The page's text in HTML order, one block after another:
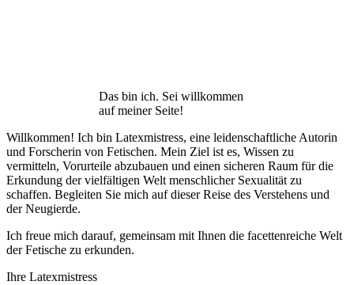
Das bin ich. Sei willkommen
auf meiner Seite!
Willkommen! Ich bin Latexmistress, eine leidenschaftliche Autorin
und Forscherin von Fetischen. Mein Ziel ist es, Wissen zu
vermitteln, Vorurteile abzubauen und einen sicheren Raum für die
Erkundung der vielfältigen Welt menschlicher Sexualität zu
schaffen. Begleiten Sie mich auf dieser Reise des Verstehens und
der Neugierde.
Ich freue mich darauf, gemeinsam mit Ihnen die facettenreiche Welt
der Fetische zu erkunden.
Ihre Latexmistress